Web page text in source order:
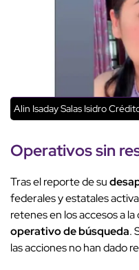
Alin Isaday Salas Isidro
Operativos sin
Tras el reporte de su
federales y estatales
retenes en los accesos a
operativo de búsqueda.
las acciones no han dado